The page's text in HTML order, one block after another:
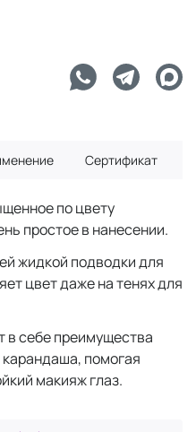
Сертификат
по цвету
простое в нанесении.
жидкой подводки для
цвет даже на тенях для
в себе преимущества
помогая
макияж глаз.